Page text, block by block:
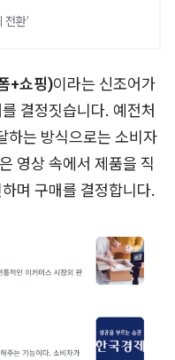
환’
+쇼핑)이라는 신조어가
결정짓습니다. 예전처
하는 방식으로는 소비자
영상 속에서 제품을 직
며 구매를 결정합니다.